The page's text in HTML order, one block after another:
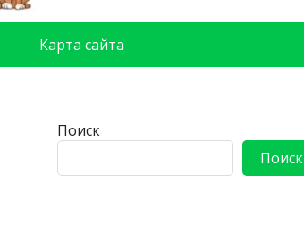
Карта сайта
Поиск
Поиск